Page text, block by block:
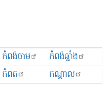
កំពង់ចាម
កំពង់ឆ្នាំង
កំពត
កណ្ដាល